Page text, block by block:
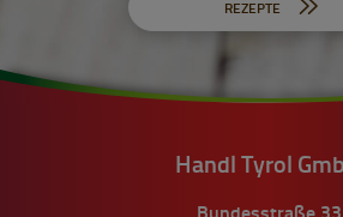
REZEPTE
Handl Tyrol